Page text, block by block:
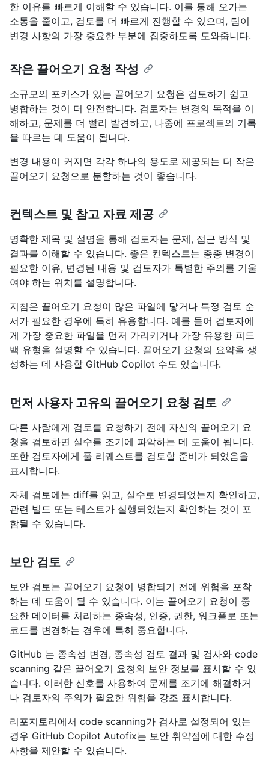
한 이유를 빠르게 이해할 수 있습니다. 이를 통해 오가는
소통을 줄이고, 검토를 더 빠르게 진행할 수 있으며, 팀이
변경 사항의 가장 중요한 부분에 집중하도록 도와줍니다.
작은 끌어오기 요청 작성
소규모의 포커스가 있는 끌어오기 요청은 검토하기 쉽고
병합하는 것이 더 안전합니다. 검토자는 변경의 목적을 이
해하고, 문제를 더 빨리 발견하고, 나중에 프로젝트의 기록
을 따르는 데 도움이 됩니다.
변경 내용이 커지면 각각 하나의 용도로 제공되는 더 작은
끌어오기 요청으로 분할하는 것이 좋습니다.
컨텍스트 및 참고 자료 제공
명확한 제목 및 설명을 통해 검토자는 문제, 접근 방식 및
결과를 이해할 수 있습니다. 좋은 컨텍스트는 종종 변경이
필요한 이유, 변경된 내용 및 검토자가 특별한 주의를 기울
여야 하는 위치를 설명합니다.
지침은 끌어오기 요청이 많은 파일에 닿거나 특정 검토 순
서가 필요한 경우에 특히 유용합니다. 예를 들어 검토자에
게 가장 중요한 파일을 먼저 가리키거나 가장 유용한 피드
백 유형을 설명할 수 있습니다. 끌어오기 요청의 요약을 생
성하는 데 사용할 GitHub Copilot 수도 있습니다.
먼저 사용자 고유의 끌어오기 요청 검토
다른 사람에게 검토를 요청하기 전에 자신의 끌어오기 요
청을 검토하면 실수를 조기에 파악하는 데 도움이 됩니다.
또한 검토자에게 풀 리퀘스트를 검토할 준비가 되었음을
표시합니다.
자체 검토에는 diff를 읽고, 실수로 변경되었는지 확인하고,
관련 빌드 또는 테스트가 실행되었는지 확인하는 것이 포
함될 수 있습니다.
보안 검토
보안 검토는 끌어오기 요청이 병합되기 전에 위험을 포착
하는 데 도움이 될 수 있습니다. 이는 끌어오기 요청이 중
요한 데이터를 처리하는 종속성, 인증, 권한, 워크플로 또는
코드를 변경하는 경우에 특히 중요합니다.
GitHub 는 종속성 변경, 종속성 검토 결과 및 검사와 code
scanning 같은 끌어오기 요청의 보안 정보를 표시할 수 있
습니다. 이러한 신호를 사용하여 문제를 조기에 해결하거
나 검토자의 주의가 필요한 위험을 강조 표시합니다.
리포지토리에서 code scanning가 검사로 설정되어 있는
경우 GitHub Copilot Autofix는 보안 취약점에 대한 수정
사항을 제안할 수 있습니다.